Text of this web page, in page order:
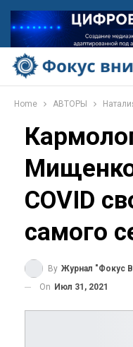
Home АВТОРЫ
COVID
самого
By Журнал "Фокус
On Июл 31, 2021